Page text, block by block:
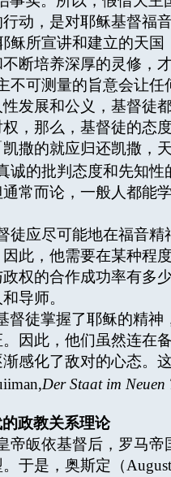
动，是对耶稣基督福
所宣讲和建立的天国
断培养深厚的灵修，
可测量的旨意会让任
发展和公义，基督徒
，那么，基督徒的态
撒的就应归还凯撒，
的批判态度和先知性
常而论，一般人都能
应尽可能地在福音精
此，他需要在某种程
权的合作成功率有多
导师。
督徒掌握了耶稣的精
因此，他们虽然连在
感化了敌对的心态。
Der Staat im Neuen
政教关系理论
皈依基督后，罗马帝
于是，奥斯定（